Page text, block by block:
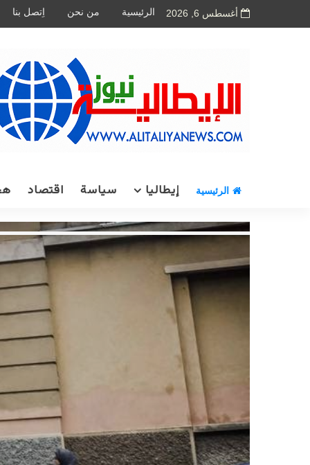
أغسطس 6, 2026 الرئيسية من نحن اِتصل بنا
الرئيسية إيطاليا سياسة اقتصاد